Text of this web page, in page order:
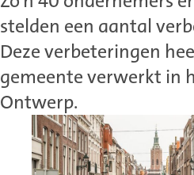
stelden een aantal
Deze verbeteringen
gemeente verwerkt in
Ontwerp.